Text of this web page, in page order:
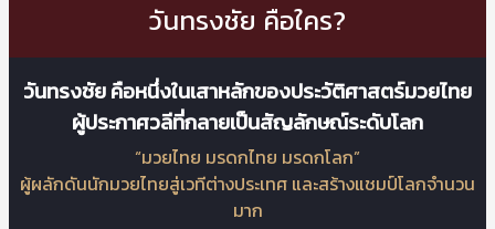
วันทรงชัย คือใคร?
วันทรงชัย คือหนึ่งในเสาหลักของประวัติศาสตร์มวยไทย
ผู้ประกาศวลีที่กลายเป็นสัญลักษณ์ระดับโลก
“มวยไทย มรดกไทย มรดกโลก”
ผู้ผลักดันนักมวยไทยสู่เวทีต่างประเทศ และสร้างแชมป์โลกจำนวน
มาก